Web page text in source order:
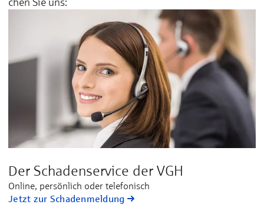
Der Schadenservice der VGH
Online, persönlich oder telefonisch
Jetzt zur Schadenmeldung